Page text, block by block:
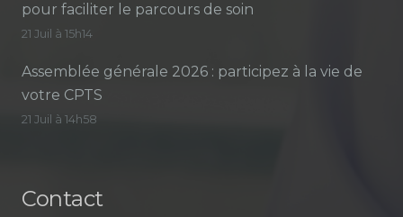
pour faciliter le parcours de soin
21 Juil à 15h14
Assemblée générale 2026 : participez à la vie de
votre CPTS
21 Juil à 14h58
Contact